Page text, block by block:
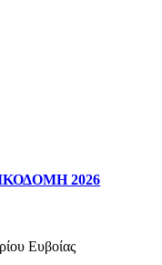
2026
Ευβοίας